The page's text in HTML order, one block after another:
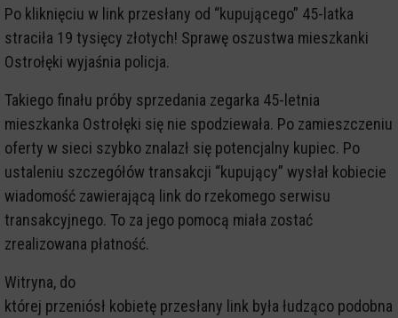
Po kliknięciu w link przesłany od “kupującego” 45-latka
straciła 19 tysięcy złotych! Sprawę oszustwa mieszkanki
Ostrołęki wyjaśnia policja.
Takiego finału próby sprzedania zegarka 45-letnia
mieszkanka Ostrołęki się nie spodziewała. Po zamieszczeniu
oferty w sieci szybko znalazł się potencjalny kupiec. Po
ustaleniu szczegółów transakcji “kupujący” wysłał kobiecie
wiadomość zawierającą link do rzekomego serwisu
transakcyjnego. To za jego pomocą miała zostać
zrealizowana płatność.
Witryna, do
której przeniósł kobietę przesłany link była łudząco podobna